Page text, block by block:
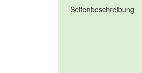
Seitenbeschreibung